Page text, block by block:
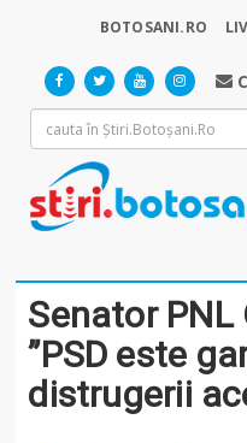
BOTOSANI.RO
Senator
”PSD este
distrugerii